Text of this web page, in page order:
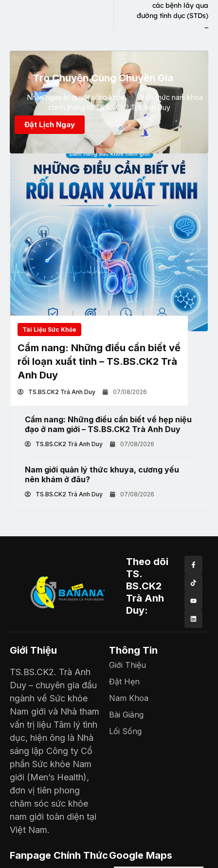
các bệnh lây qua
đường tình dục (STDs)
…
Trò Chuyện Cùng Chuyên Gia
Nhận ngay bí quyết sống khỏe, kiến thức nam khoa
chính thống từ TS.BS.CK2 Trà Anh Duy
Đặt Lịch Ngay
Tài Liệu Sức Khỏe
Cẩm nang: Những điều cần biết về
rối loạn xuất tinh – TS.BS.CK2 Trà
Anh Duy
TS.BS.CK2 Trà Anh Duy 07/08/2026
Cẩm nang: Những điều cần biết về hẹp niệu
đạo ở nam giới – TS.BS.CK2 Trà Anh Duy
TS.BS.CK2 Trà Anh Duy 07/08/2026
Nam giới quản lý thức khuya, cương yếu
nên khám ở đâu?
TS.BS.CK2 Trà Anh Duy 07/08/2026
Theo dõi
TS.
BS.CK2
Trà Anh
Duy:
Giới Thiệu
TS.BS.CK2. Trà Anh
Duy – chuyên gia đầu
ngành về Sức khỏe
Nam giới và Nhà tham
vấn trị liệu Tâm lý tình
dục, hiện ông là Nhà
sáng lập Công ty Cổ
phần Sức khỏe Nam
giới (Men’s Health),
đơn vị tiên phong
chăm sóc sức khỏe
nam giới toàn diện tại
Việt Nam.
Thông Tin
Giới Thiệu
Đặt Hẹn
Nam Khoa
Bài Giảng
Lối Sống
Fanpage Chính ThứcGoogle Maps